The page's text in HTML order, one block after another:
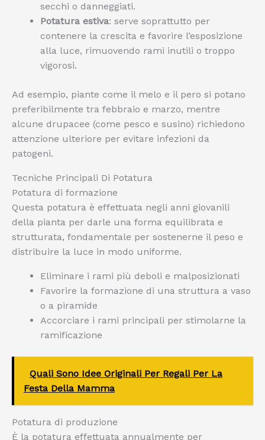
secchi o danneggiati.
Potatura estiva: serve soprattutto per
contenere la crescita e favorire l’esposizione
alla luce, rimuovendo rami inutili o troppo
vigorosi.
Ad esempio, piante come il melo e il pero si potano
preferibilmente tra febbraio e marzo, mentre
alcune drupacee (come pesco e susino) richiedono
attenzione ulteriore per evitare infezioni da
patogeni.
Tecniche Principali Di Potatura
Potatura di formazione
Questa potatura è effettuata negli anni giovanili
della pianta per darle una forma equilibrata e
strutturata, fondamentale per sostenerne il peso e
distribuire la luce in modo uniforme.
Eliminare i rami più deboli e malposizionati
Favorire la formazione di una struttura a vaso
o a piramide
Accorciare i rami principali per stimolarne la
ramificazione
Quali Sono Idee Originali Per Regali Per La
Festa Della Mamma
Potatura di produzione
È la potatura effettuata annualmente per